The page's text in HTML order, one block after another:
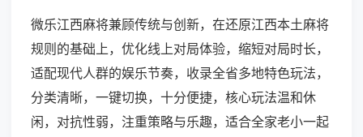
微乐江西麻将兼顾传统与创新，在还原江西本土麻将
规则的基础上，优化线上对局体验，缩短对局时长，
适配现代人群的娱乐节奏，收录全省多地特色玩法，
分类清晰，一键切换，十分便捷，核心玩法温和休
闲，对抗性弱，注重策略与乐趣，适合全家老小一起